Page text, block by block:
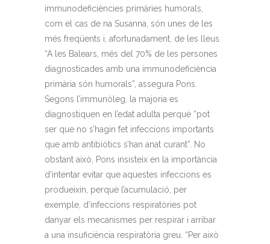
immunodeficiències primàries humorals,
com el cas de na Susanna, són unes de les
més freqüents i, afortunadament, de les lleus.
“A les Balears, més del 70% de les persones
diagnosticades amb una immunodeficiència
primària són humorals”, assegura Pons.
Segons l’immunòleg, la majoria es
diagnostiquen en l’edat adulta perquè “pot
ser que no s’hagin fet infeccions importants
que amb antibiòtics s’han anat curant”. No
obstant això, Pons insisteix en la importància
d’intentar evitar que aquestes infeccions es
produeixin, perquè l’acumulació, per
exemple, d’infeccions respiratòries pot
danyar els mecanismes per respirar i arribar
a una insuficiència respiratòria greu. “Per això